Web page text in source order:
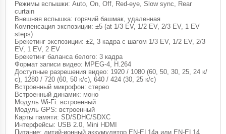
Режимы вспышки: Auto, On, Off, Red-eye, Slow sync, Rear
curtain
Внешняя вспышка: горячий башмак, удаленная
Компенсация экспозиции: ±5 (at 1/3 EV, 1/2 EV, 2/3 EV, 1 EV
steps)
Брекетинг экспозиции: ±2, 3 кадра с шагом 1/3 EV, 1/2 EV, 2/3
EV, 1 EV, 2 EV
Брекетинг баланса белого: 3 кадра
Формат записи видео: MPEG-4, H.264
Доступные разрешения видео: 1920 / 1080 (60, 50, 30, 25, 24 к/
с), 1280 / 720 (60, 50 к/с), 640 / 424 (30, 25 к/с)
Встроенный микрофон: стерео
Встроенный динамик: моно
Модуль Wi-Fi: встроенный
Модуль GPS: встроенный
Карты памяти: SD/SDHC/SDXC
Интерфейсы: USB 2.0, Mini HDMI
Питание: литий-ионный аккумулятор EN-EL14a или EN-EL14